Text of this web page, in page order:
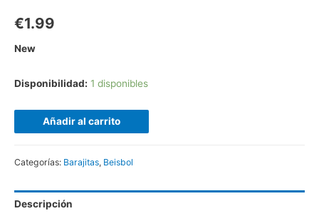
€1.99
New
Disponibilidad: 1 disponibles
Añadir al carrito
Categorías: Barajitas, Beisbol
Descripción